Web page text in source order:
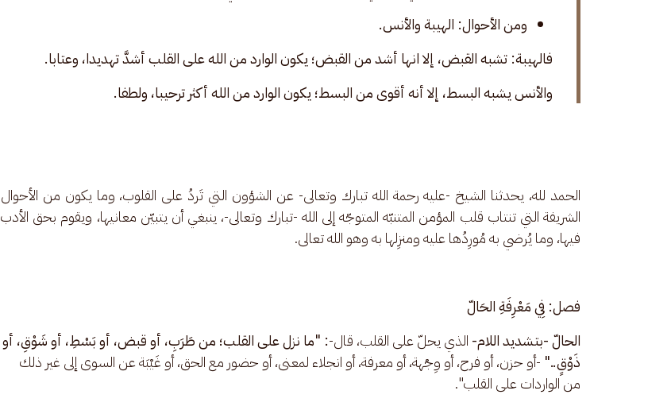
ومن الأحوال: الهيبة والأنس.
فالهيبة: تشبه القبض، إلا انها أشد من القبض؛ يكون الوارد من الله على القلب أشدَّ تهديدا، وعتابا.
والأنس يشبه البسط، إلا أنه أقوى من البسط؛ يكون الوارد من الله أكثر ترحيبا، ولطفا.
الحمد لله، يحدثنا الشيخ -عليه رحمة الله تبارك وتعالى- عن الشؤون التي تَردُ على القلوب، وما يكون من الأحوال
الشريفة التي تنتاب قلب المؤمن المتنبّه المتوجّه إلى الله -تبارك وتعالى-، ينبغي أن يتبيّن معانيها، ويقوم بحق الأدب
فيها، وما يُرضي به مُورِدُها عليه ومنزِلها به وهو الله تعالى.
فصل: فِي مَعْرِفَةِ الحَالّ
الحالّ -بتشديد اللام- الذي يحلّ على القلب، قال-: "ما نزل على القلب؛ من طَرَبِ، أو قبض، أو بَسْطِ، أو شَوْقِ، أو
ذَوْقٍ.." -أو حزن، أو فرح، أو وِجْهة، أو معرفة، أو انجلاء لمعنى، أو حضور مع الحق، أو غَيْبَة عن السوى إلى غير ذلك
من الواردات على القلب".